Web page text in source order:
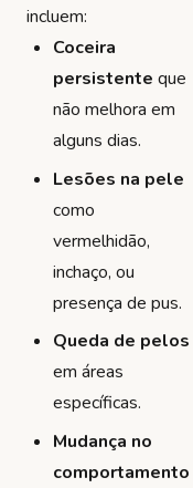
incluem:
Coceira
persistente que
não melhora em
alguns dias.
Lesões na pele
como
vermelhidão,
inchaço, ou
presença de pus.
Queda de pelos
em áreas
específicas.
Mudança no
comportamento